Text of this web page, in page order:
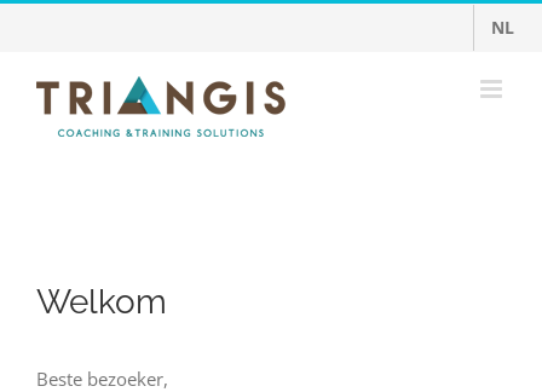
inhoud
NL
Welkom
Beste bezoeker,